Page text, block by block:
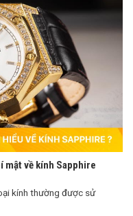
mật về kính Sapphire
kính thường được sử